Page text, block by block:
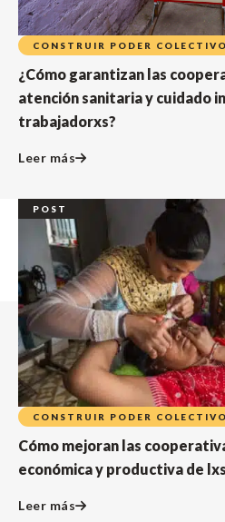
CONSTRUIR PODER COLECTIVO
¿Cómo garantizan las
atención sanitaria y cuidado
trabajadorxs?
Leer más
POST
CONSTRUIR PODER COLECTIVO
Cómo mejoran las
económica y productiva de
Leer más